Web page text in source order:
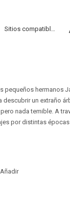
Sitios compatibles
pequeños hermanos
descubrir un extraño
nada temible. A
por distintas
Añadir